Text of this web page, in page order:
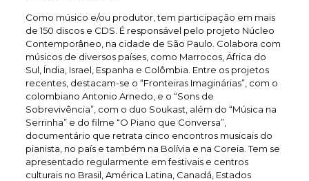
Como músico e/ou produtor, tem participação em mais
de 150 discos e CDS. É responsável pelo projeto Núcleo
Contemporâneo, na cidade de São Paulo. Colabora com
músicos de diversos países, como Marrocos, África do
Sul, Índia, Israel, Espanha e Colômbia. Entre os projetos
recentes, destacam-se o “Fronteiras Imaginárias”, com o
colombiano Antonio Arnedo, e o “Sons de
Sobrevivência”, com o duo Soukast, além do “Música na
Serrinha” e do filme “O Piano que Conversa”,
documentário que retrata cinco encontros musicais do
pianista, no país e também na Bolívia e na Coreia. Tem se
apresentado regularmente em festivais e centros
culturais no Brasil, América Latina, Canadá, Estados